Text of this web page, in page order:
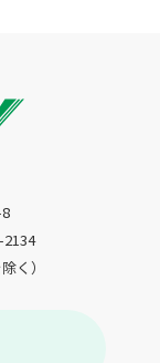
2134
く）